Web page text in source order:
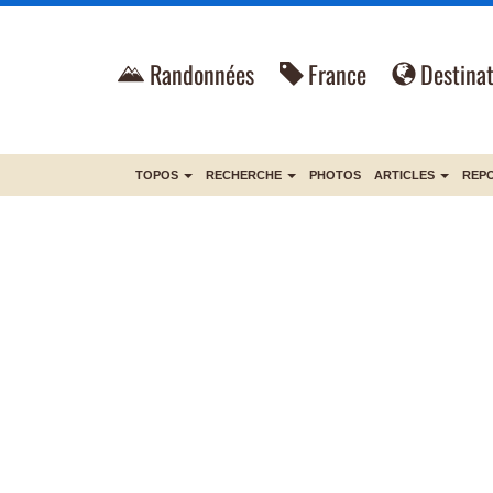
Randonnées France
TOPOS RECHERCHE PHOTOS ARTICLES